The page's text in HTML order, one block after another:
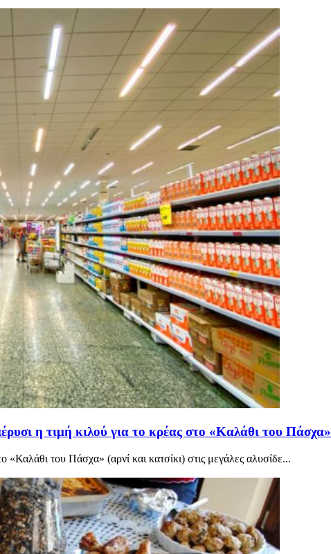
η τιμή κιλού για το κρέας στο «Καλάθι του Πάσχα»
«Καλάθι του Πάσχα» (αρνί και κατσίκι) στις μεγάλες αλυσίδε...